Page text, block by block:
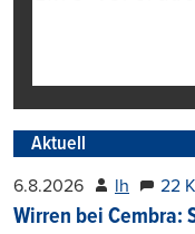
Aktuell
6.8.2026 lh 22
Wirren bei Cembra: